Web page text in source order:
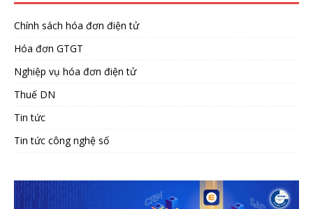
Chính sách hóa đơn điện tử
Hóa đơn GTGT
Nghiệp vụ hóa đơn điện tử
Thuế DN
Tin tức
Tin tức công nghệ số